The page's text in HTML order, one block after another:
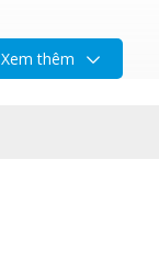
Nguồn sưu tầm
Xem thêm